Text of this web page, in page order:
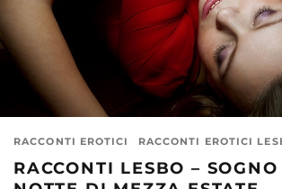
RACCONTI EROTICI RACCONTI EROTICI
RACCONTI LESBO –